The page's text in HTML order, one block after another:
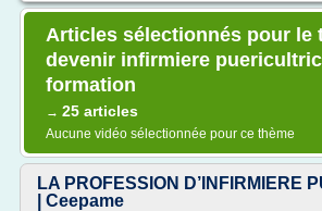
Articles sélectionnés pour le
devenir infirmiere
formation
→ 25 articles
Aucune vidéo sélectionnée pour ce thème
LA PROFESSION D’INFIRMIERE
| Ceepame